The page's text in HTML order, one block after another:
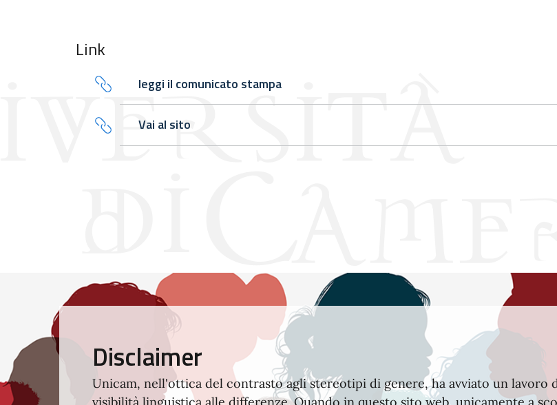
Link
leggi il comunicato stampa
Vai al sito
Disclaimer
Unicam, nell'ottica del contrasto agli stereotipi di genere, ha avviato un lavoro